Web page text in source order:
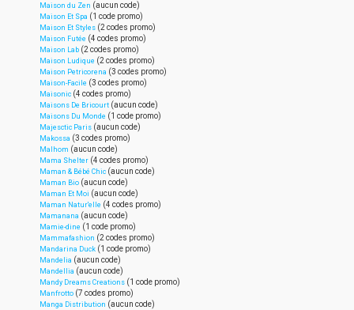
Maison du Zen (aucun code)
Maison Et Spa (1 code promo)
Maison Et Styles (2 codes promo)
Maison Futée (4 codes promo)
Maison Lab (2 codes promo)
Maison Ludique (2 codes promo)
Maison Petricorena (3 codes promo)
Maison-Facile (3 codes promo)
Maisonic (4 codes promo)
Maisons De Bricourt (aucun code)
Maisons Du Monde (1 code promo)
Majesctic Paris (aucun code)
Makossa (3 codes promo)
Malhom (aucun code)
Mama Shelter (4 codes promo)
Maman & Bébé Chic (aucun code)
Maman Bio (aucun code)
Maman Et Moi (aucun code)
Maman Natur'elle (4 codes promo)
Mamanana (aucun code)
Mamie-dine (1 code promo)
Mammafashion (2 codes promo)
Mandarina Duck (1 code promo)
Mandelia (aucun code)
Mandellia (aucun code)
Mandy Dreams Creations (1 code promo)
Manfrotto (7 codes promo)
Manga Distribution (aucun code)